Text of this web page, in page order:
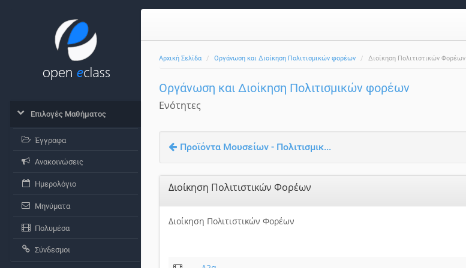
Αρχική Σελίδα Οργάνωση και Διοίκηση Πολιτισμικών φορέων Διοίκηση Πολιτιστικών Φορέων
Οργάνωση και Διοίκηση Πολιτισμικών φορέων
Ενότητες
Προϊόντα Μουσείων - Πολιτισμικ...
Διοίκηση Πολιτιστικών Φορέων
Διοίκηση Πολιτιστικών Φορέων
Επιλογές Μαθήματος
Έγγραφα
Ανακοινώσεις
Ημερολόγιο
Μηνύματα
Πολυμέσα
Σύνδεσμοι